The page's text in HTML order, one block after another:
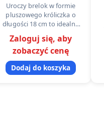
Uroczy brelok w formie
pluszowego króliczka o
długości 18 cm to idealny
lub torby. Wykonany z
miękkiego materiału,
zachwyca wyglądem…
Zaloguj się, aby
zobaczyć cenę
Dodaj do koszyka